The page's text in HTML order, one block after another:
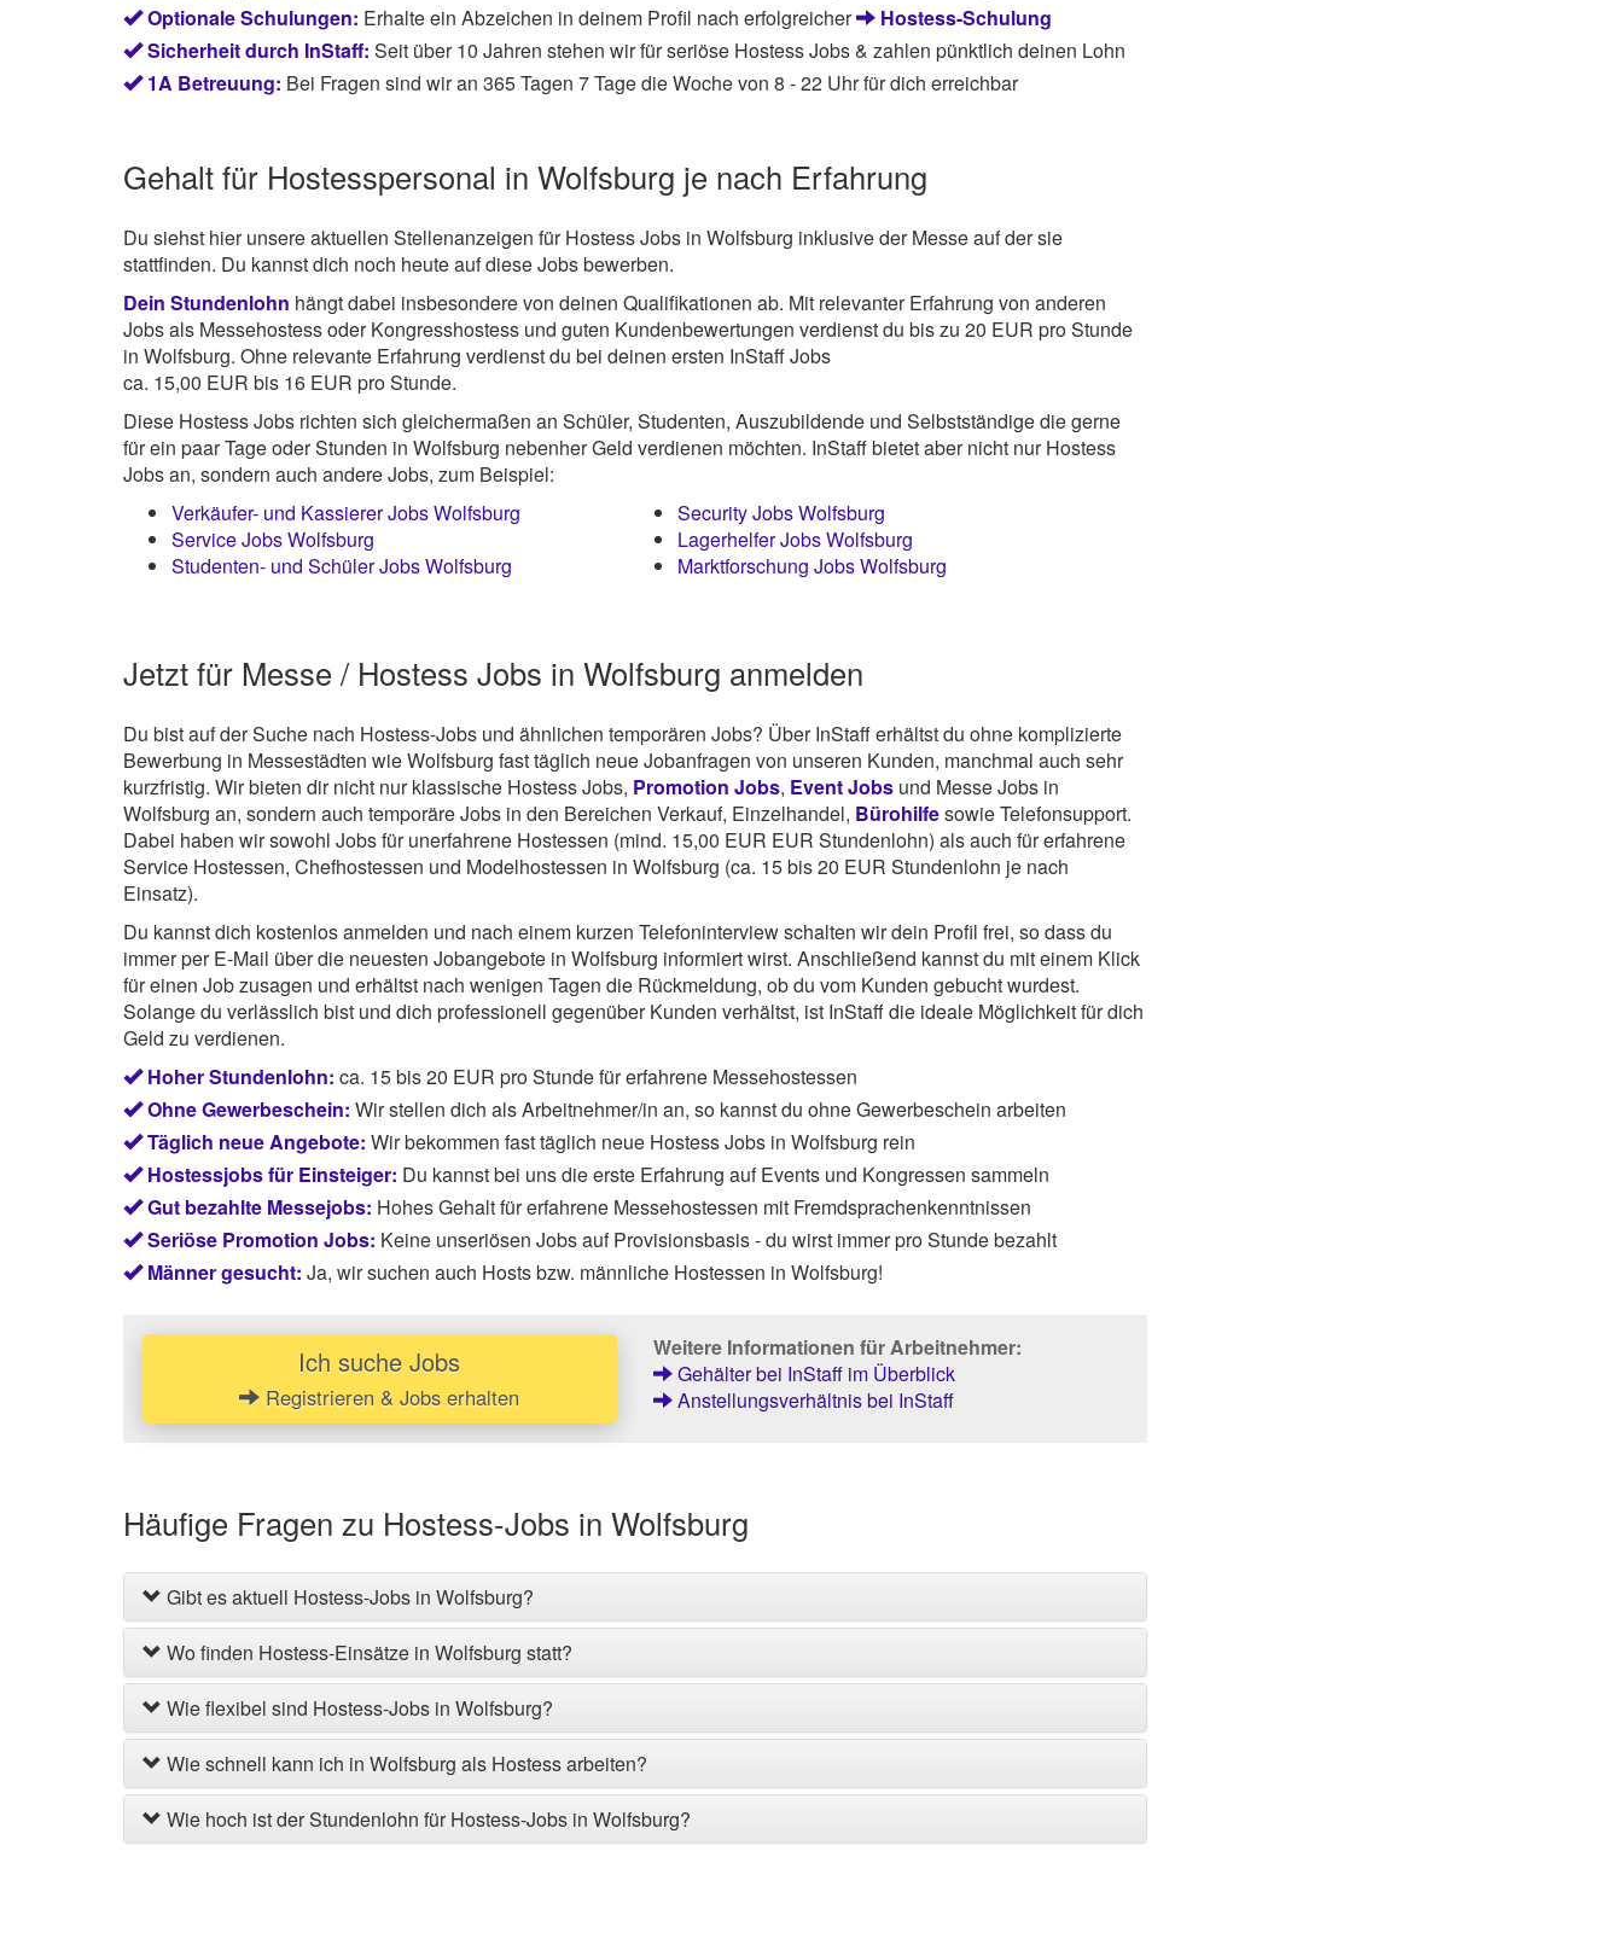
Optionale Schulungen: Erhalte ein Abzeichen in deinem Profil nach erfolgreicher
Hostess-Schulung
Sicherheit durch InStaff: Seit über 10 Jahren stehen wir für seriöse Hostess Jobs & zahlen pünktlich deinen Lohn
1A Betreuung: Bei Fragen sind wir an 365 Tagen 7 Tage die Woche von 8 - 22 Uhr für dich erreichbar
Gehalt für Hostesspersonal in Wolfsburg je nach Erfahrung
Du siehst hier unsere aktuellen Stellenanzeigen für Hostess Jobs in Wolfsburg inklusive der Messe auf der sie
stattfinden. Du kannst dich noch heute auf diese Jobs bewerben.
Dein Stundenlohn hängt dabei insbesondere von deinen Qualifikationen ab. Mit relevanter Erfahrung von anderen
Jobs als Messehostess oder Kongresshostess und guten Kundenbewertungen verdienst du bis zu 20 EUR pro Stunde
in Wolfsburg. Ohne relevante Erfahrung verdienst du bei deinen ersten InStaff Jobs
ca. 15,00 EUR bis 16 EUR pro Stunde.
Diese Hostess Jobs richten sich gleichermaßen an Schüler, Studenten, Auszubildende und Selbstständige die gerne
für ein paar Tage oder Stunden in Wolfsburg nebenher Geld verdienen möchten. InStaff bietet aber nicht nur Hostess
Jobs an, sondern auch andere Jobs, zum Beispiel:
Verkäufer- und Kassierer Jobs Wolfsburg
Service Jobs Wolfsburg
Studenten- und Schüler Jobs Wolfsburg
Security Jobs Wolfsburg
Lagerhelfer Jobs Wolfsburg
Marktforschung Jobs Wolfsburg
Jetzt für Messe / Hostess Jobs in Wolfsburg anmelden
Du bist auf der Suche nach Hostess-Jobs und ähnlichen temporären Jobs? Über InStaff erhältst du ohne komplizierte
Bewerbung in Messestädten wie Wolfsburg fast täglich neue Jobanfragen von unseren Kunden, manchmal auch sehr
kurzfristig. Wir bieten dir nicht nur klassische Hostess Jobs, Promotion Jobs, Event Jobs und Messe Jobs in
Wolfsburg an, sondern auch temporäre Jobs in den Bereichen Verkauf, Einzelhandel, Bürohilfesowie Telefonsupport.
Dabei haben wir sowohl Jobs für unerfahrene Hostessen (mind. 15,00 EUR EUR Stundenlohn) als auch für erfahrene
Service Hostessen, Chefhostessen und Modelhostessen in Wolfsburg (ca. 15 bis 20 EUR Stundenlohn je nach
Einsatz).
Du kannst dich kostenlos anmelden und nach einem kurzen Telefoninterview schalten wir dein Profil frei, so dass du
immer per E-Mail über die neuesten Jobangebote in Wolfsburg informiert wirst. Anschließend kannst du mit einem Klick
für einen Job zusagen und erhältst nach wenigen Tagen die Rückmeldung, ob du vom Kunden gebucht wurdest.
Solange du verlässlich bist und dich professionell gegenüber Kunden verhältst, ist InStaff die ideale Möglichkeit für dich
Geld zu verdienen.
Hoher Stundenlohn: ca. 15 bis 20 EUR pro Stunde für erfahrene Messehostessen
Ohne Gewerbeschein: Wir stellen dich als Arbeitnehmer/in an, so kannst du ohne Gewerbeschein arbeiten
Täglich neue Angebote: Wir bekommen fast täglich neue Hostess Jobs in Wolfsburg rein
Hostessjobs für Einsteiger: Du kannst bei uns die erste Erfahrung auf Events und Kongressen sammeln
Gut bezahlte Messejobs: Hohes Gehalt für erfahrene Messehostessen mit Fremdsprachenkenntnissen
Seriöse Promotion Jobs: Keine unseriösen Jobs auf Provisionsbasis - du wirst immer pro Stunde bezahlt
Männer gesucht: Ja, wir suchen auch Hosts bzw. männliche Hostessen in Wolfsburg!
Ich suche Jobs
Registrieren & Jobs erhalten
Weitere Informationen für Arbeitnehmer:
Gehälter bei InStaff im Überblick
Anstellungsverhältnis bei InStaff
Häufige Fragen zu Hostess-Jobs in Wolfsburg
Gibt es aktuell Hostess-Jobs in Wolfsburg?
Wo finden Hostess-Einsätze in Wolfsburg statt?
Wie flexibel sind Hostess-Jobs in Wolfsburg?
Wie schnell kann ich in Wolfsburg als Hostess arbeiten?
Wie hoch ist der Stundenlohn für Hostess-Jobs in Wolfsburg?